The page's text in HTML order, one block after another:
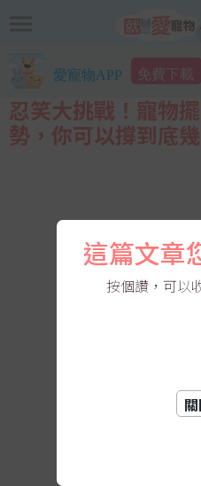
愛寵物APP 免費下載
忍笑大挑戰！寵物
勢，你可以撐到底
這篇文章
按個讚，可以